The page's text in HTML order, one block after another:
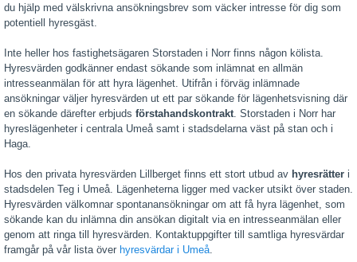
du hjälp med välskrivna ansökningsbrev som väcker intresse för dig som
potentiell hyresgäst.
Inte heller hos fastighetsägaren Storstaden i Norr finns någon kölista.
Hyresvärden godkänner endast sökande som inlämnat en allmän
intresseanmälan för att hyra lägenhet. Utifrån i förväg inlämnade
ansökningar väljer hyresvärden ut ett par sökande för lägenhetsvisning där
en sökande därefter erbjuds förstahandskontrakt. Storstaden i Norr har
hyreslägenheter i centrala Umeå samt i stadsdelarna väst på stan och i
Haga.
Hos den privata hyresvärden Lillberget finns ett stort utbud av hyresrätter i
stadsdelen Teg i Umeå. Lägenheterna ligger med vacker utsikt över staden.
Hyresvärden välkomnar spontanansökningar om att få hyra lägenhet, som
sökande kan du inlämna din ansökan digitalt via en intresseanmälan eller
genom att ringa till hyresvärden. Kontaktuppgifter till samtliga hyresvärdar
framgår på vår lista över hyresvärdar i Umeå.